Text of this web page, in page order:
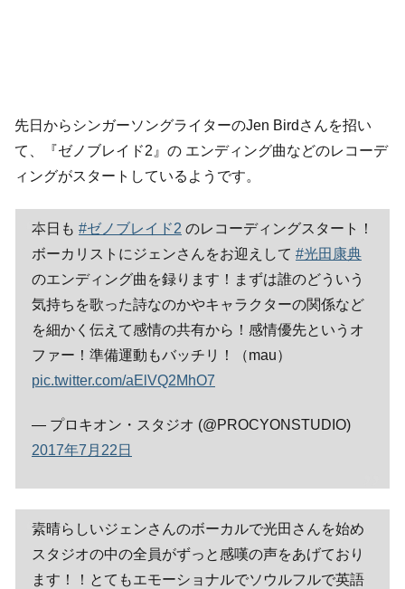
先日からシンガーソングライターのJen Birdさんを招い
て、『ゼノブレイド2』の エンディング曲などのレコーデ
ィングがスタートしているようです。
本日も #ゼノブレイド2 のレコーディングスタート！
ボーカリストにジェンさんをお迎えして #光田康典
のエンディング曲を録ります！まずは誰のどういう
気持ちを歌った詩なのかやキャラクターの関係など
を細かく伝えて感情の共有から！感情優先というオ
ファー！準備運動もバッチリ！（mau）
pic.twitter.com/aElVQ2MhO7
— プロキオン・スタジオ (@PROCYONSTUDIO)
2017年7月22日
素晴らしいジェンさんのボーカルで光田さんを始め
スタジオの中の全員がずっと感嘆の声をあげており
ます！！とてもエモーショナルでソウルフルで英語